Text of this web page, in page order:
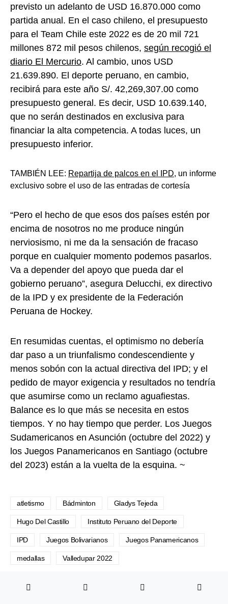
previsto un adelanto de USD 16.870.000 como
partida anual. En el caso chileno, el presupuesto
para el Team Chile este 2022 es de 20 mil 721
millones 872 mil pesos chilenos, según recogió el
diario El Mercurio. Al cambio, unos USD
21.639.890. El deporte peruano, en cambio,
recibirá para este año S/. 42,269,307.00 como
presupuesto general. Es decir, USD 10.639.140,
que no serán destinados en exclusiva para
financiar la alta competencia. A todas luces, un
presupuesto inferior.
TAMBIÉN LEE: Repartija de palcos en el IPD, un informe
exclusivo sobre el uso de las entradas de cortesía
“Pero el hecho de que esos dos países estén por
encima de nosotros no me produce ningún
nerviosismo, ni me da la sensación de fracaso
porque en cualquier momento podemos pasarlos.
Va a depender del apoyo que pueda dar el
gobierno peruano”, asegura Delucchi, ex directivo
de la IPD y ex presidente de la Federación
Peruana de Hockey.
En resumidas cuentas, el optimismo no debería
dar paso a un triunfalismo condescendiente y
menos sobón con la actual directiva del IPD; y el
pedido de mayor exigencia y resultados no tendría
que asumirse como un reclamo aguafiestas.
Balance es lo que más se necesita en estos
tiempos. Y no hay tiempo que perder. Los Juegos
Sudamericanos en Asunción (octubre del 2022) y
los Juegos Panamericanos en Santiago (octubre
del 2023) están a la vuelta de la esquina. ~
atletismo Bádminton Gladys Tejeda
Hugo Del Castillo Instituto Peruano del Deporte
IPD Juegos Bolivarianos Juegos Panamericanos
medallas Valledupar 2022